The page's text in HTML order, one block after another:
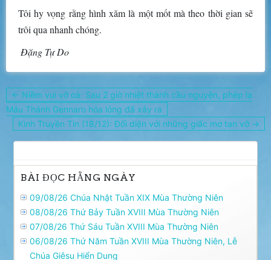
Tôi hy vọng rằng hình xăm là một mốt mà theo thời gian sẽ
trôi qua nhanh chóng.
Đặng Tự Do
Điều
hướng
bài
viết
← Niềm vui vỡ oà: Sau 2 giờ nhiệt thành cầu nguyện, phép lạ
Máu Thánh Gennaro hóa lỏng đã xảy ra
Kinh Truyền Tin (18/12): Đối diện với những giấc mơ tan vỡ →
BÀI ĐỌC HẰNG NGÀY
09/08/26 Chúa Nhật Tuần XIX Mùa Thường Niên
08/08/26 Thứ Bảy Tuần XVIII Mùa Thường Niên
07/08/26 Thứ Sáu Tuần XVIII Mùa Thường Niên
06/08/26 Thứ Năm Tuần XVIII Mùa Thường Niên, Lễ
Chúa Giêsu Hiển Dung